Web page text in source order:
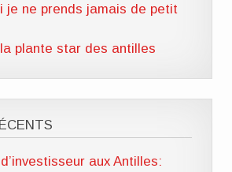
je ne prends jamais de petit
plante star des antilles
aux Antilles: